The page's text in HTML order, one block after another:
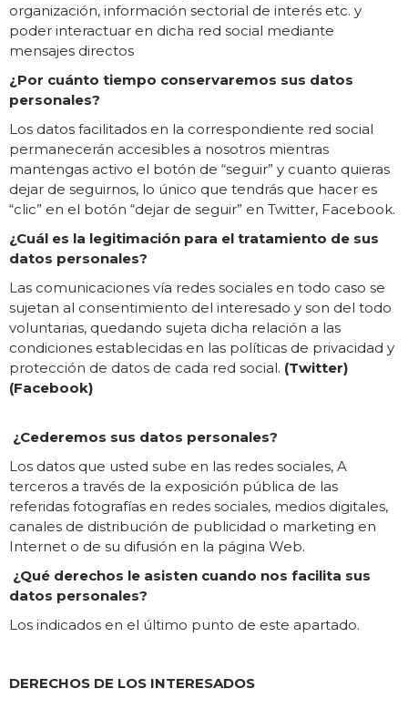
organización, información sectorial de interés etc. y
poder interactuar en dicha red social mediante
mensajes directos
¿Por cuánto tiempo conservaremos sus datos
personales?
Los datos facilitados en la correspondiente red social
permanecerán accesibles a nosotros mientras
mantengas activo el botón de “seguir” y cuanto quieras
dejar de seguirnos, lo único que tendrás que hacer es
“clic” en el botón “dejar de seguir” en Twitter, Facebook.
¿Cuál es la legitimación para el tratamiento de sus
datos personales?
Las comunicaciones vía redes sociales en todo caso se
sujetan al consentimiento del interesado y son del todo
voluntarias, quedando sujeta dicha relación a las
condiciones establecidas en las políticas de privacidad y
protección de datos de cada red social. (Twitter)
(Facebook)
¿Cederemos sus datos personales?
Los datos que usted sube en las redes sociales, A
terceros a través de la exposición pública de las
referidas fotografías en redes sociales, medios digitales,
canales de distribución de publicidad o marketing en
Internet o de su difusión en la página Web.
¿Qué derechos le asisten cuando nos facilita sus
datos personales?
Los indicados en el último punto de este apartado.
DERECHOS DE LOS INTERESADOS